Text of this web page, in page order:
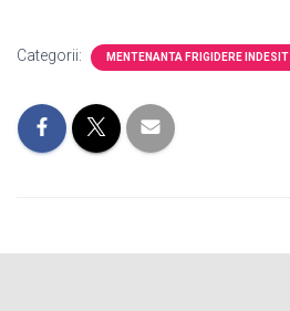
Categorii: MENTENANTA FRIGIDERE INDESIT